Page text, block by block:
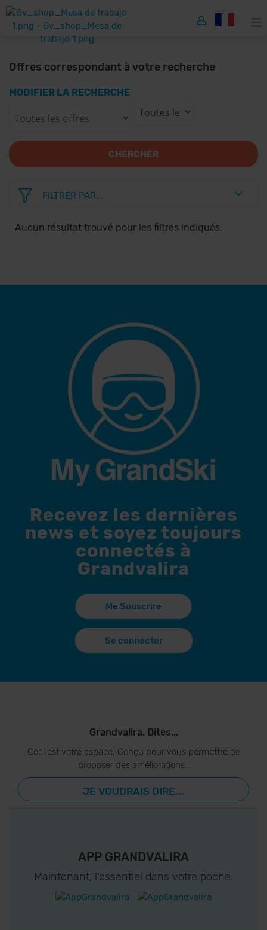
Offres correspondant à votre recherche
MODIFIER LA RECHERCHE
CHERCHER
FILTRER PAR...
Aucun résultat trouvé pour les filtres indiqués.
Recevez les dernières
news et soyez toujours
connectés à
Grandvalira
Me Souscrire
Se connecter
Grandvalira. Dites...
Ceci est votre espace. Conçu pour vous permettre de
proposer des améliorations..
JE VOUDRAIS DIRE...
APP GRANDVALIRA
Maintenant, l'essentiel dans votre poche.